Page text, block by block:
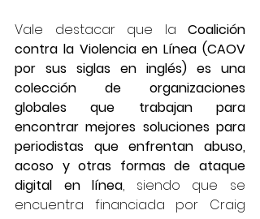
Vale destacar que la Coalición
contra la Violencia en Línea (CAOV
por sus siglas en inglés) es una
colección de organizaciones
globales que trabajan para
encontrar mejores soluciones para
periodistas que enfrentan abuso,
acoso y otras formas de ataque
digital en línea, siendo que se
encuentra financiada por Craig